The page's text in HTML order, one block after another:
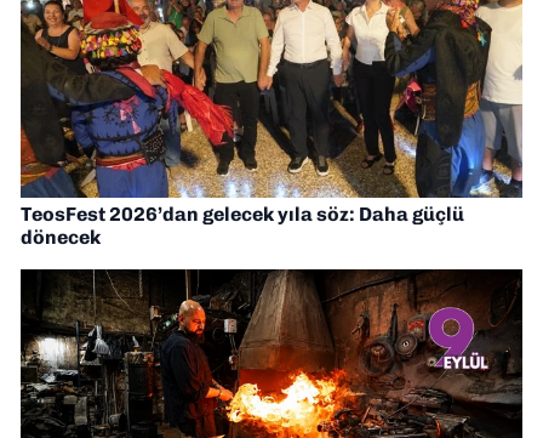
TeosFest 2026’dan gelecek yıla söz: Daha güçlü
dönecek